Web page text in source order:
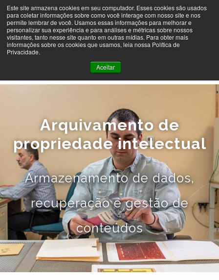
Este site armazena cookies em seu computador. Esses cookies são usados
para coletar informações sobre como você interage com nosso site e nos
permite lembrar de você. Usamos essas informações para melhorar e
personalizar sua experiência e para análises e métricas sobre nossos
visitantes, tanto nesse site quanto em outras mídias. Para obter mais
informações sobre os cookies que usamos, leia nossa Política de
Privacidade.
Aceitar
MENU
Arquivamento de
propriedade intelectual
Armazenamento de dados,
recuperação e gestão de
conteúdos